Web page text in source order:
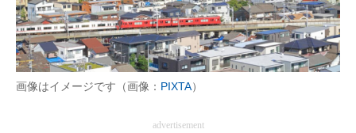
画像はイメージです（画像： PIXTA）
advertisement